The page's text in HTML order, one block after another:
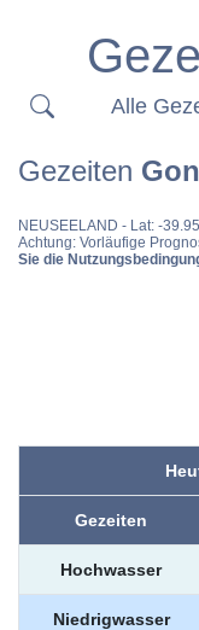
Alle
Gezeiten
NEUSEELAND - Lat: -
Achtung: Vorläufige
Sie die
Gezeiten
Hochwasser
Niedrigwasser